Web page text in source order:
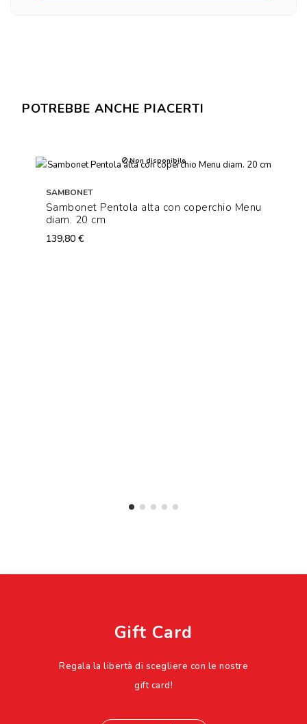
POTREBBE ANCHE PIACERTI
Non disponibile
SAMBONET
Sambonet Pentola alta con coperchio Menu
diam. 20 cm
139,80 €
Gift Card
Regala la libertà di scegliere con le nostre
gift card!